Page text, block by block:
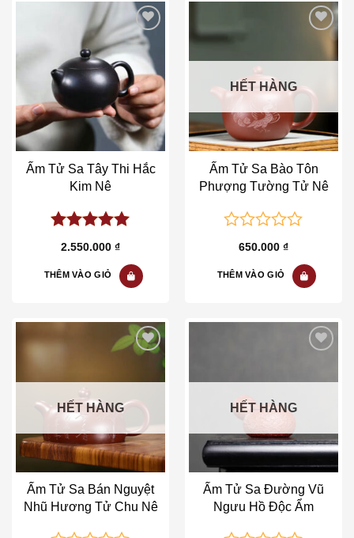
Add to wishlist
Ấm Tử Sa Tây Thi Hắc
Kim Nê
5.00out of
2.550.000 ₫
THÊM VÀO GIỎ
Add to wishlist
HẾT HÀNG
Ấm Tử Sa Bào Tôn
Phượng Tường Tử Nê
of
650.000 ₫
THÊM VÀO GIỎ
Add to wishlist
HẾT HÀNG
Ấm Tử Sa Bán Nguyệt
Nhũ Hương Tử Chu Nê
Add to wishlist
HẾT HÀNG
Ấm Tử Sa Đường Vũ
Ngưu Hồ Độc Ẩm